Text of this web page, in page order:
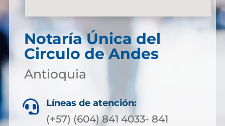
Notaría Única del
Circulo de Andes
Antioquia
 Líneas de atención:
(+57) (604) 841 4033- 841